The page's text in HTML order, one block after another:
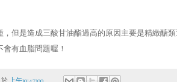
，但是造成三酸甘油酯過高的原因主要是精緻醣
有血脂問題喔！